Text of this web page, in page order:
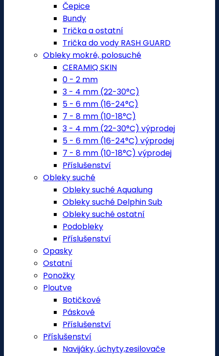
Čepice
Bundy
Trička a ostatní
Trička do vody RASH GUARD
Obleky mokré, polosuché
CERAMIQ SKIN
0 - 2 mm
3 - 4 mm (22-30°C)
5 - 6 mm (16-24°C)
7 - 8 mm (10-18°C)
3 - 4 mm (22-30°C) výprodej
5 - 6 mm (16-24°C) výprodej
7 - 8 mm (10-18°C) výprodej
Příslušenství
Obleky suché
Obleky suché Aqualung
Obleky suché Delphin Sub
Obleky suché ostatní
Podobleky
Příslušenství
Opasky
Ostatní
Ponožky
Ploutve
Botičkové
Páskové
Příslušenství
Příslušenství
Navijáky, úchyty,zesilovače